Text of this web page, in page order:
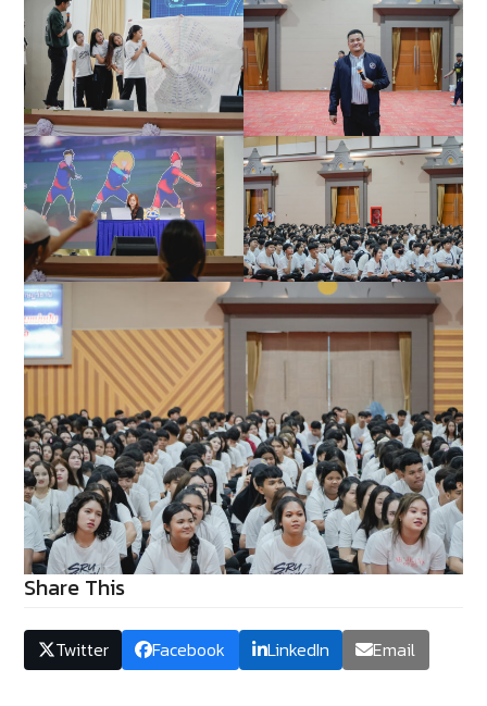
Share This
Twitter Facebook LinkedIn Email